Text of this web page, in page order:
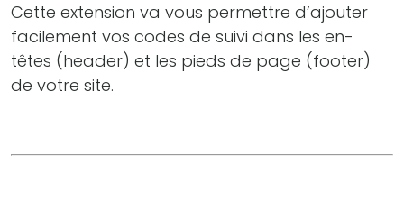
Cette extension va vous permettre d’ajouter
facilement vos codes de suivi dans les en-
têtes (header) et les pieds de page (footer)
de votre site.